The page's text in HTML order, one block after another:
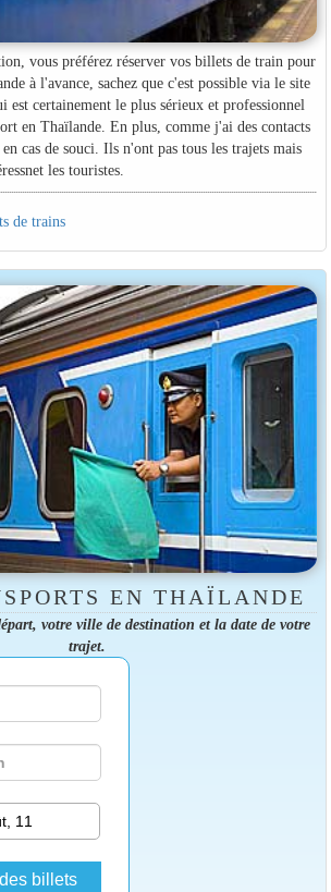
vous préférez réserver vos billets de train pour
à l'avance, sachez que c'est possible via le site
est certainement le plus sérieux et professionnel
en Thaïlande. En plus, comme j'ai des contacts
cas de souci. Ils n'ont pas tous les trajets mais
les touristes.
de trains
EN THAÏLANDE
votre ville de destination et la date de votre
trajet.
11
billets